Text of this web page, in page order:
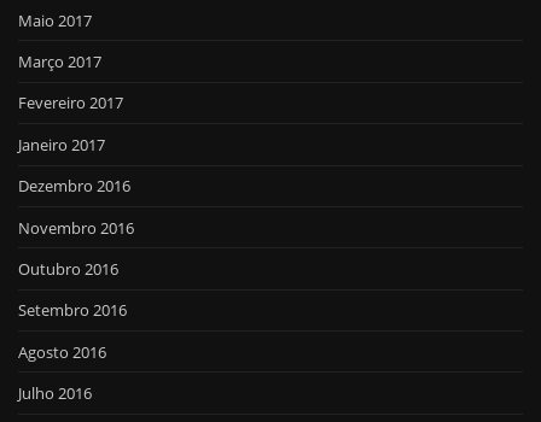
Maio 2017
Março 2017
Fevereiro 2017
Janeiro 2017
Dezembro 2016
Novembro 2016
Outubro 2016
Setembro 2016
Agosto 2016
Julho 2016